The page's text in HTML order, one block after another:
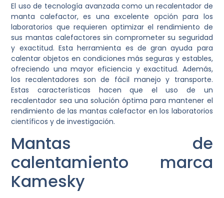
El uso de tecnología avanzada como un recalentador de
manta calefactor, es una excelente opción para los
laboratorios que requieren optimizar el rendimiento de
sus mantas calefactores sin comprometer su seguridad
y exactitud. Esta herramienta es de gran ayuda para
calentar objetos en condiciones más seguras y estables,
ofreciendo una mayor eficiencia y exactitud. Además,
los recalentadores son de fácil manejo y transporte.
Estas características hacen que el uso de un
recalentador sea una solución óptima para mantener el
rendimiento de las mantas calefactor en los laboratorios
científicos y de investigación.
Mantas de
calentamiento marca
Kamesky